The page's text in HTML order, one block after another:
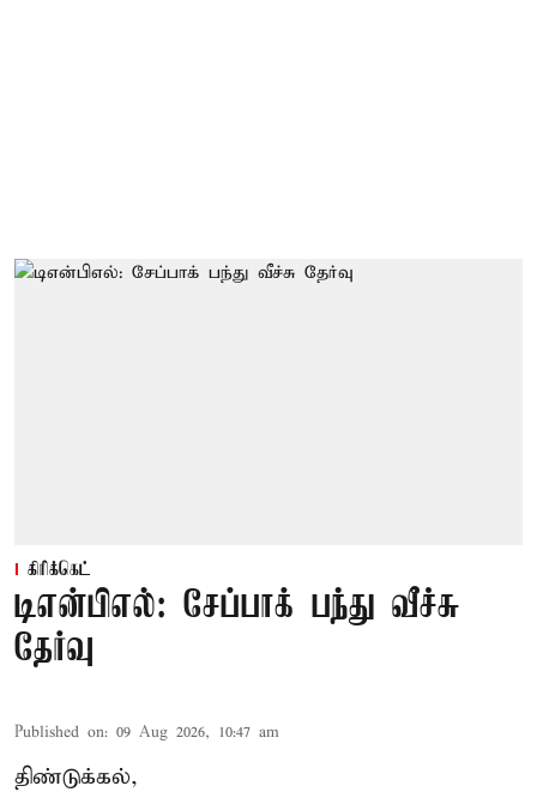
கிரிக்கெட்
டிஎன்பிஎல்: சேப்பாக் பந்து வீச்சு
தேர்வு
Published on: 09 Aug 2026, 10:47 am
திண்டுக்கல்,